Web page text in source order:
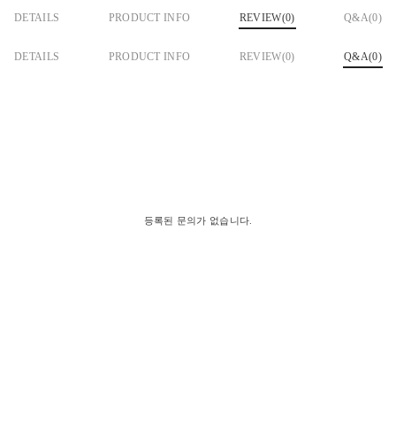
DETAILS PRODUCT INFO REVIEW(0) Q&A(0)
DETAILS PRODUCT INFO REVIEW(0) Q&A(0)
등록된 문의가 없습니다.